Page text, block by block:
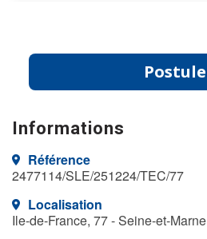
Informations
Référence
2477114/SLE/251224/TEC/77
Localisation
Ile-de-France, 77 - Seine-et-